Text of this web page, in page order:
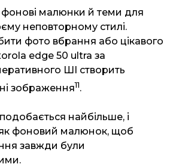
малюнки й теми для
неповторному стилі.
фото вбрання або цікавого
edge 50 ultra за
ШІ створить
зображення11.
найбільше, і
фоновий малюнок, щоб
завжди були